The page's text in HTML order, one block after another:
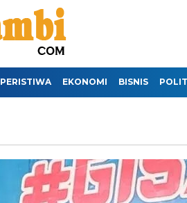
PERISTIWA EKONOMI BISNIS